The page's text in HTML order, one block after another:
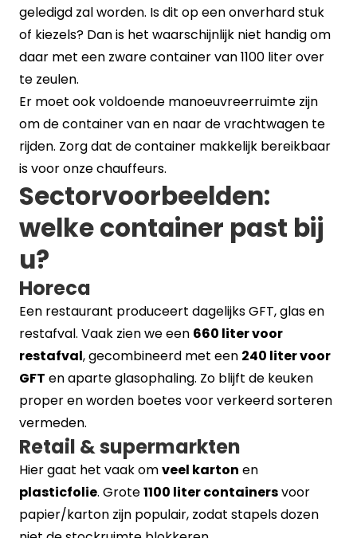
geledigd zal worden. Is dit op een onverhard stuk
of kiezels? Dan is het waarschijnlijk niet handig om
daar met een zware container van 1100 liter over
te zeulen.
Er moet ook voldoende manoeuvreerruimte zijn
om de container van en naar de vrachtwagen te
rijden. Zorg dat de container makkelijk bereikbaar
is voor onze chauffeurs.
Sectorvoorbeelden:
welke container past bij
u?
Horeca
Een restaurant produceert dagelijks GFT, glas en
restafval. Vaak zien we een 660 liter voor
restafval, gecombineerd met een 240 liter voor
GFT en aparte glasophaling. Zo blijft de keuken
proper en worden boetes voor verkeerd sorteren
vermeden.
Retail & supermarkten
Hier gaat het vaak omveel karton en
plasticfolie. Grote1100 liter containersvoor
papier/karton zijn populair, zodat stapels dozen